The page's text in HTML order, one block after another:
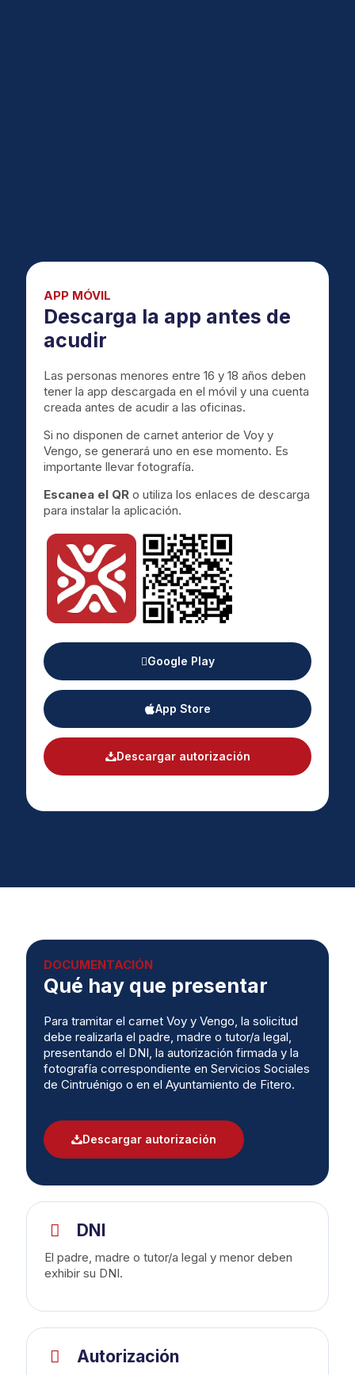
APP MÓVIL
Descarga la app antes de
acudir
Las personas menores entre 16 y 18 años deben
tener la app descargada en el móvil y una cuenta
creada antes de acudir a las oficinas.
Si no disponen de carnet anterior de Voy y
Vengo, se generará uno en ese momento. Es
importante llevar fotografía.
Escanea el QR o utiliza los enlaces de descarga
para instalar la aplicación.
Google Play
App Store
Descargar autorización
DOCUMENTACIÓN
Qué hay que presentar
Para tramitar el carnet Voy y Vengo, la solicitud
debe realizarla el padre, madre o tutor/a legal,
presentando el DNI, la autorización firmada y la
fotografía correspondiente en Servicios Sociales
de Cintruénigo o en el Ayuntamiento de Fitero.
Descargar autorización
DNI
El padre, madre o tutor/a legal y menor deben
exhibir su DNI.
Autorización